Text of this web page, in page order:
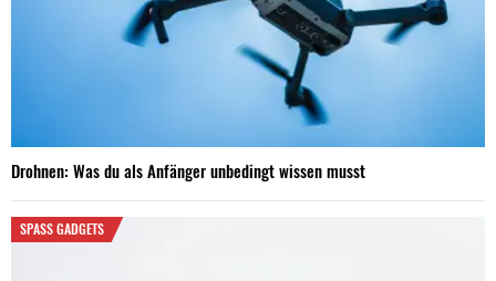
Drohnen: Was du als Anfänger unbedingt wissen musst
SPASS GADGETS